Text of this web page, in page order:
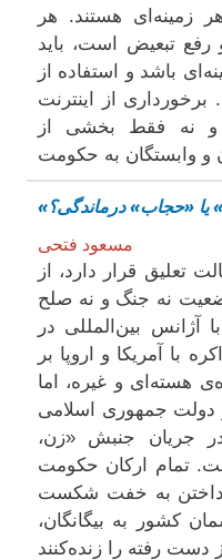
زمینه‌ای هستند. هر
تبعیض است، باید
باشد و استفاده از
برخورداری از اینترنت
نه فقط بخشی از
یا «حجاب» درماندگی؟
مسعود فتحی
تعلیق قرار دارد، از
نه جنگ و نه صلح
بین‌المللی در
با آمریکا و اروپا بر
هسته‌ای و غیره، اما
جمهوری اسلامی
جریان جنبش «زن،
تمام ارکان حکومت
به خفت شکست
آسمان کشور به بیگانگان،